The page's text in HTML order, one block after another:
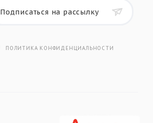
Подписаться на рассылку
ПОЛИТИКА КОНФИДЕНЦИАЛЬНОСТИ